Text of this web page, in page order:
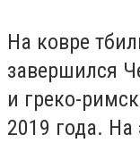
На ковре
завершился
и греко-
2019 года. На